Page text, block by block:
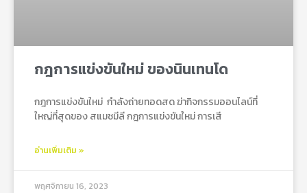
กฎการแข่งขันใหม่ ของนินเทนโด
กฎการแข่งขันใหม่ กําลังถ่ายทอดสด ฆ่ากิจกรรมออนไลน์ที่
ใหญ่ที่สุดของ สแมชมีลี กฎการแข่งขันใหม่ การเสี
อ่านเพิ่มเติม »
พฤศจิกายน 16, 2023